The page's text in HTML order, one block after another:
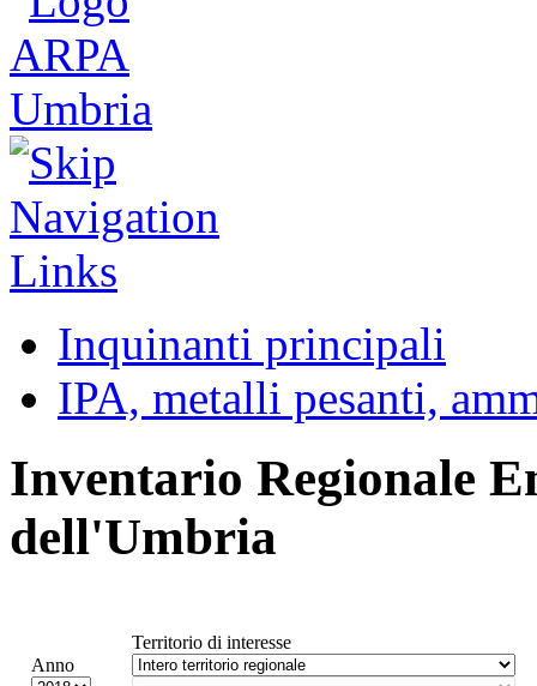
Inquinanti principali
IPA, metalli pesanti,
Inventario Regionale
dell'Umbria
Anno
Territorio di interesse